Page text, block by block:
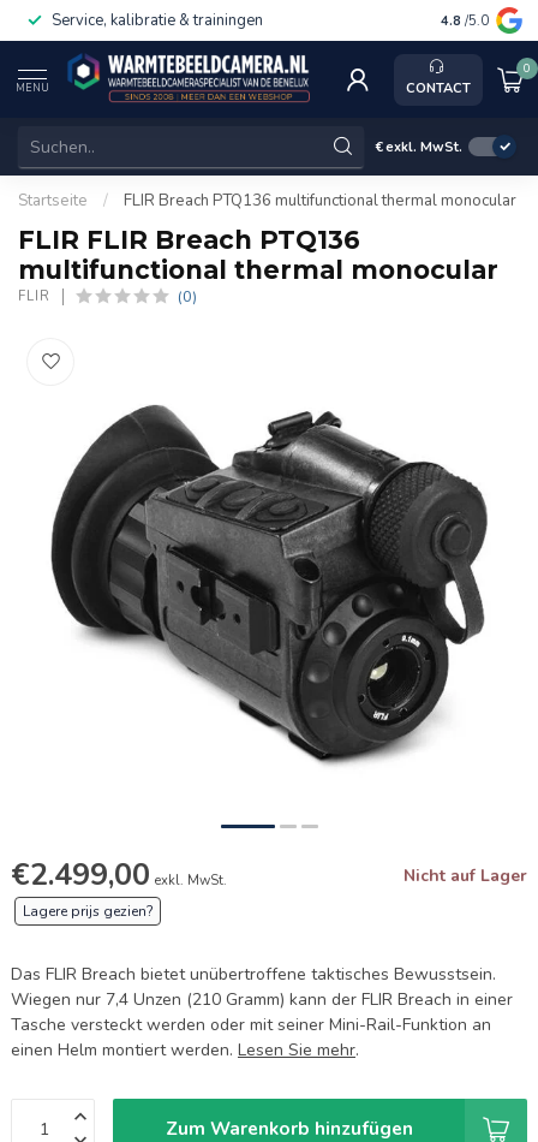
Service, kalibratie & trainingen 4.8 /5.0
MENU CONTACT
0
€exkl. MwSt.
Startseite / FLIR Breach PTQ136 multifunctional thermal monocular
FLIR FLIR Breach PTQ136
multifunctional thermal monocular
FLIR (0)
€2.499,00 exkl. MwSt. Nicht auf Lager
Lagere prijs gezien?
Das FLIR Breach bietet unübertroffene taktisches Bewusstsein.
Wiegen nur 7,4 Unzen (210 Gramm) kann der FLIR Breach in einer
Tasche versteckt werden oder mit seiner Mini-Rail-Funktion an
einen Helm montiert werden. Lesen Sie mehr.
Zum Warenkorb hinzufügen